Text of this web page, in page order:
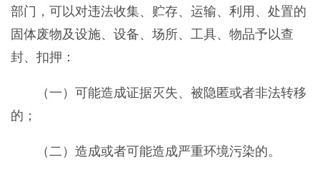
部门，可以对违法收集、贮存、运输、利用、处置的
固体废物及设施、设备、场所、工具、物品予以查
封、扣押：
（一）可能造成证据灭失、被隐匿或者非法转移
的；
（二）造成或者可能造成严重环境污染的。